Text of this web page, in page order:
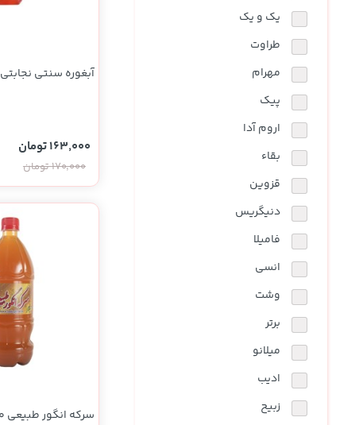
یک و یک
طراوت
مهرام
پیک
اروم آدا
بقاء
قزوین
دنیگریس
فامیلا
انسی
وشت
برتر
میلانو
ادیب
زبیح
آبغوره سنتی نجابتی 1000 گرمی
163,000 تومان
170,000 تومان
سرکه انگور طبیعی 1000 گرمی